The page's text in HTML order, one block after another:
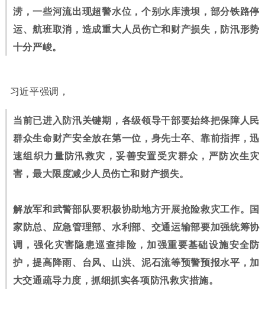
涝，一些河流出现超警水位，个别水库溃坝，部分铁路停
运、航班取消，造成重大人员伤亡和财产损失，防汛形势
十分严峻。
习近平强调，
当前已进入防汛关键期，各级领导干部要始终把保障人民
群众生命财产安全放在第一位，身先士卒、靠前指挥，迅
速组织力量防汛救灾，妥善安置受灾群众，严防次生灾
害，最大限度减少人员伤亡和财产损失。
解放军和武警部队要积极协助地方开展抢险救灾工作。国
家防总、应急管理部、水利部、交通运输部要加强统筹协
调，强化灾害隐患巡查排险，加强重要基础设施安全防
护，提高降雨、台风、山洪、泥石流等预警预报水平，加
大交通疏导力度，抓细抓实各项防汛救灾措施。